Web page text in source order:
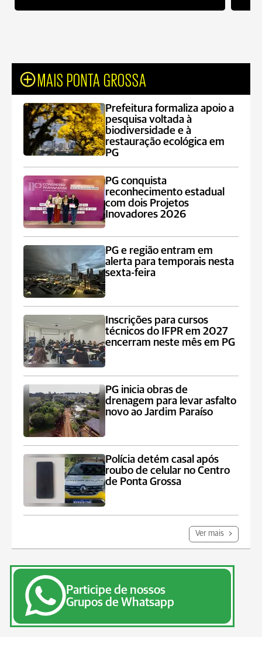
MAIS PONTA GROSSA
Prefeitura formaliza apoio a
pesquisa voltada à
biodiversidade e à
restauração ecológica em
PG
PG conquista
reconhecimento estadual
com dois Projetos
Inovadores 2026
PG e região entram em
alerta para temporais nesta
sexta-feira
Inscrições para cursos
técnicos do IFPR em 2027
encerram neste mês em PG
PG inicia obras de
drenagem para levar asfalto
novo ao Jardim Paraíso
Polícia detém casal após
roubo de celular no Centro
de Ponta Grossa
Ver mais
Participe de nossos
Grupos de Whatsapp